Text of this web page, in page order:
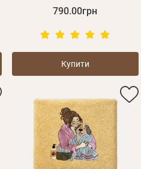
790.00грн
Купити